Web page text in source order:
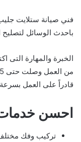
فني صيانة ستلايت
باحدث الوسائل
الخبرة والمهارة التى
قادراً على العمل
احسن
تركيب وفك مختلف